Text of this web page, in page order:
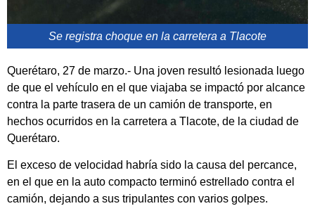
Se registra choque en la carretera a Tlacote
Querétaro, 27 de marzo.- Una joven resultó lesionada luego
de que el vehículo en el que viajaba se impactó por alcance
contra la parte trasera de un camión de transporte, en
hechos ocurridos en la carretera a Tlacote, de la ciudad de
Querétaro.
El exceso de velocidad habría sido la causa del percance,
en el que en la auto compacto terminó estrellado contra el
camión, dejando a sus tripulantes con varios golpes.